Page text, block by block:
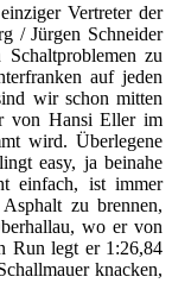
Vertreter der
/ Jürgen Schneider
zu
auf jeden
wir schon mitten
von Hansi Eller im
wird. Überlegene
easy, ja beinahe
einfach, ist immer
zu brennen,
wo er von
Run legt er 1:26,84
knacken,